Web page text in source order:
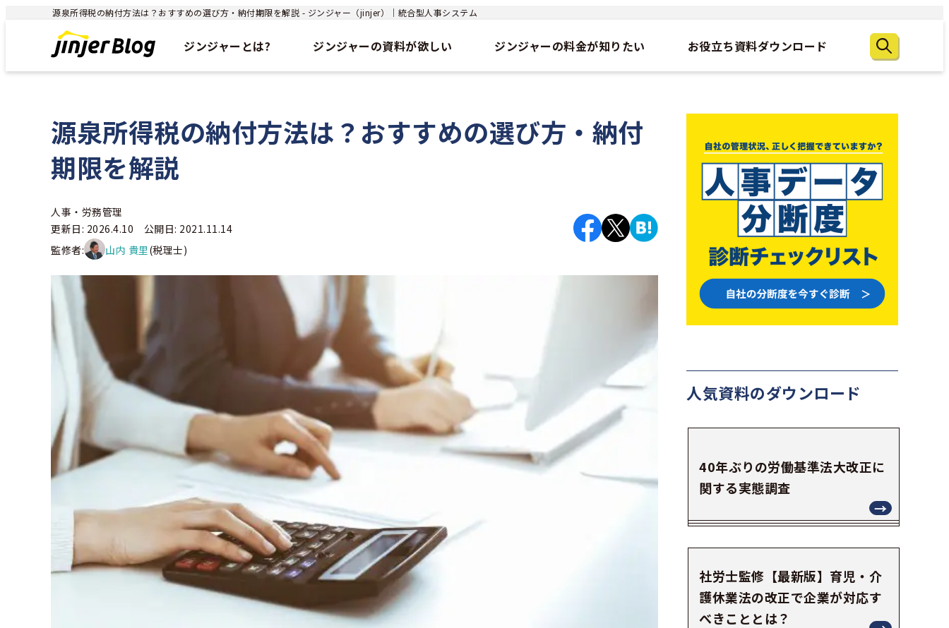
源泉所得税の納付方法は？おすすめの選び方・納付期限を解説 - ジンジャー（jinjer）｜統合型人事システム
ジンジャーとは? ジンジャーの資料が欲しい ジンジャーの料金が知りたい お役立ち資料ダウンロード
源泉所得税の納付方法は？おすすめの選び方・納付
期限を解説
人事・労務管理
更新日: 2026.4.10 公開日: 2021.11.14
監修者:
山内 貴里 (税理士)
人気資料のダウンロード
40年ぶりの労働基準法大改正に
関する実態調査
社労士監修【最新版】育児・介
護休業法の改正で企業が対応す
べきこととは？